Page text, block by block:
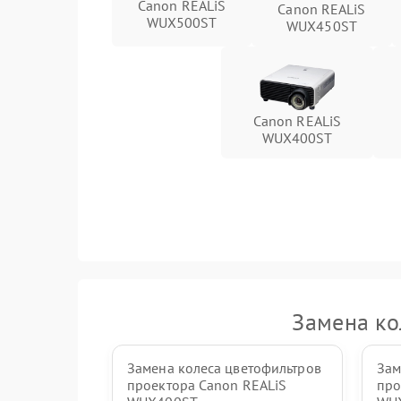
Canon REALiS
WUX500ST
Canon REALiS
WUX450ST
Canon REALiS
WUX400ST
Замена
Замена колеса цветофильтров
проектора Canon REALiS